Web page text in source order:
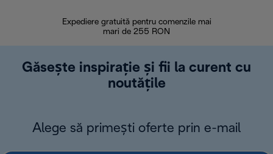
Expediere gratuită pentru comenzile mai
mari de 255 RON
Găsește inspirație și fii la curent cu
noutățile
Alege să primești oferte prin e-mail